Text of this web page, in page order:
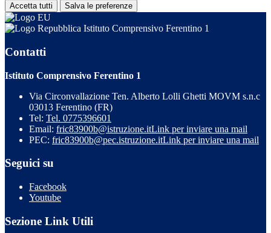
Accetta tutti Salva le preferenze
Istituto Comprensivo Ferentino 1
Contatti
Istituto Comprensivo Ferentino 1
Via Circonvallazione Ten. Alberto Lolli Ghetti MOVM s.n.c
03013 Ferentino (FR)
Tel: Tel. 0775396601
Email: fric83900b@istruzione.itLink per inviare una mail
PEC: fric83900b@pec.istruzione.itLink per inviare una mail
Seguici su
Facebook
Youtube
Sezione Link Utili